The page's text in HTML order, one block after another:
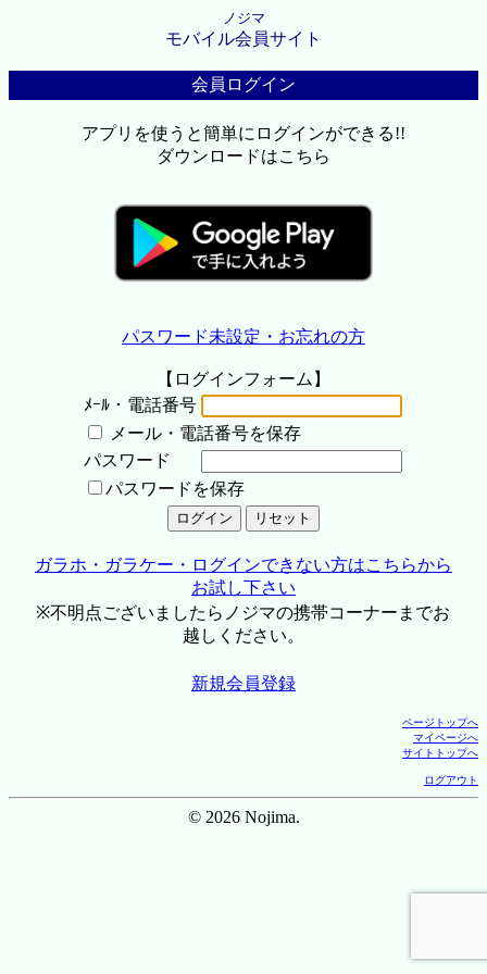
ノジマ
モバイル会員サイト
会員ログイン
アプリを使うと簡単にログインができる!!
ダウンロードはこちら
パスワード未設定・お忘れの方
【ログインフォーム】
ﾒｰﾙ・電話番号
メール・電話番号を保存
パスワード
パスワードを保存
ガラホ・ガラケー・ログインできない方はこちらから
お試し下さい
※不明点ございましたらノジマの携帯コーナーまでお
越しください。
新規会員登録
ページトップへ
マイページへ
サイトトップへ
ログアウト
© 2026 Nojima.